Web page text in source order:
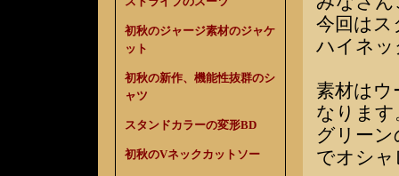
初秋のジャージ素材のジャケ
ット
初秋の新作、機能性抜群のシ
ャツ
スタンドカラーの変形BD
初秋のVネックカットソー
今回はス
ハイネッ
素材はウ
なります
グリー
でオシ